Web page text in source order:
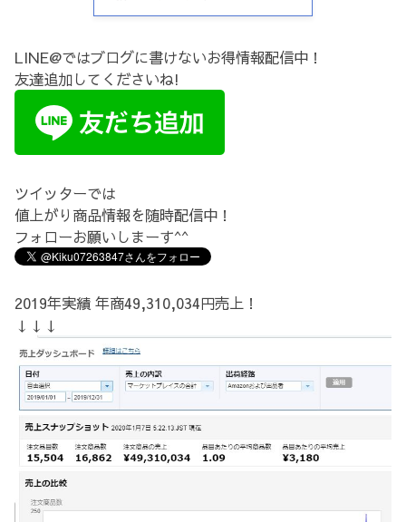
LINE@ではブログに書けないお得情報配信中！
友達追加してくださいね!
ツイッターでは
値上がり商品情報を随時配信中！
フォローお願いしまーす^^
2019年実績 年商49,310,034円売上！
↓↓↓